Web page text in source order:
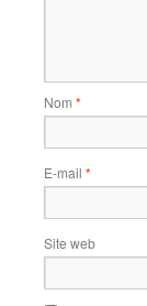
Nom *
E-mail *
Site web